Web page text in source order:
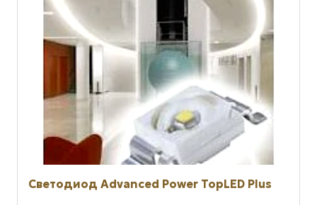
Светодиод Advanced Power TopLED Plus